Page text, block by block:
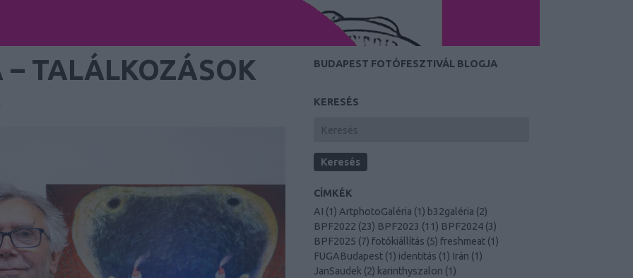
TALÁLKOZÁSOK BUDAPEST FOTÓFESZTIVÁL BLOGJA
KERESÉS
CÍMKÉK
AI (1) ArtphotoGaléria (1) b32galéria (2)
BPF2022 (23) BPF2023 (11) BPF2024 (3)
BPF2025 (7) fotókiállítás (5) freshmeat (1)
FUGABudapest (1) identitás (1) Irán (1)
JanSaudek (2) karinthyszalon (1)